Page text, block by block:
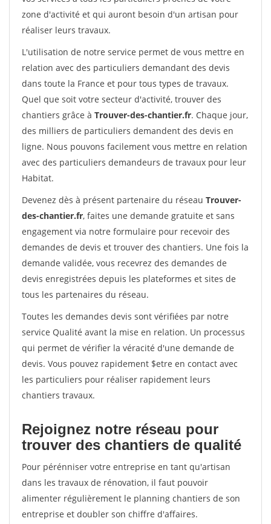
zone d'activité et qui auront besoin d'un artisan pour
réaliser leurs travaux.
L'utilisation de notre service permet de vous mettre en
relation avec des particuliers demandant des devis
dans toute la France et pour tous types de travaux.
Quel que soit votre secteur d'activité, trouver des
chantiers grâce à Trouver-des-chantier.fr. Chaque jour,
des milliers de particuliers demandent des devis en
ligne. Nous pouvons facilement vous mettre en relation
avec des particuliers demandeurs de travaux pour leur
Habitat.
Devenez dès à présent partenaire du réseau Trouver-
des-chantier.fr, faites une demande gratuite et sans
engagement via notre formulaire pour recevoir des
demandes de devis et trouver des chantiers. Une fois la
demande validée, vous recevrez des demandes de
devis enregistrées depuis les plateformes et sites de
tous les partenaires du réseau.
Toutes les demandes devis sont vérifiées par notre
service Qualité avant la mise en relation. Un processus
qui permet de vérifier la véracité d'une demande de
devis. Vous pouvez rapidement $etre en contact avec
les particuliers pour réaliser rapidement leurs
chantiers travaux.
Rejoignez notre réseau pour
trouver des chantiers de qualité
Pour pérénniser votre entreprise en tant qu'artisan
dans les travaux de rénovation, il faut pouvoir
alimenter régulièrement le planning chantiers de son
entreprise et doubler son chiffre d'affaires.